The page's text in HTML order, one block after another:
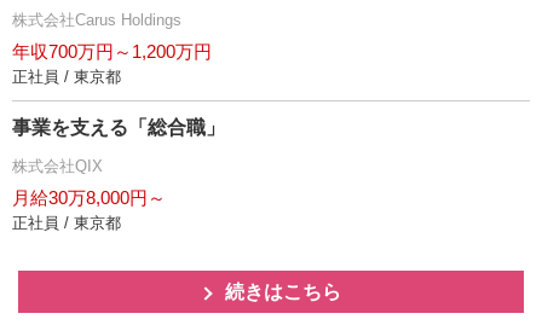
株式会社Carus Holdings
年収700万円～1,200万円
正社員 / 東京都
事業を支える「総合職」
株式会社QIX
月給30万8,000円～
正社員 / 東京都
続きはこちら